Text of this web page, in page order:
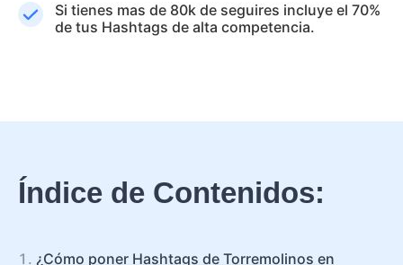
Si tienes mas de 80k de seguires incluye el 70%
de tus Hashtags de alta competencia.
Índice de Contenidos:
¿Cómo poner Hashtags de Torremolinos en